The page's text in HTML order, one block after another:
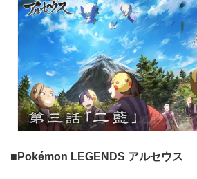
■Pokémon LEGENDS アルセウス